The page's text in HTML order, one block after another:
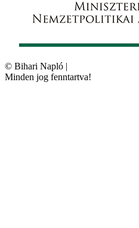
© Bihari Napló |
Minden jog fenntartva!